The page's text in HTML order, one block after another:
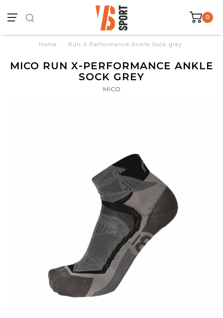
0
Home / Run X-Performance Ankle Sock grey
MICO RUN X-PERFORMANCE ANKLE
SOCK GREY
MICO